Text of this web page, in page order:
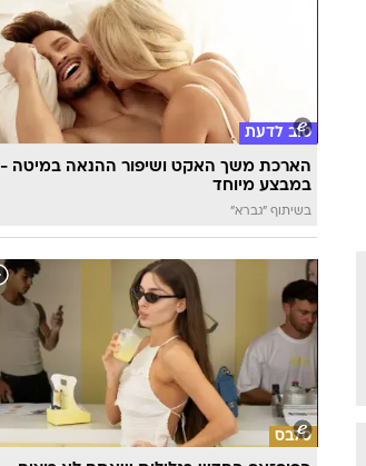
טוב לדעת
הארכת משך האקט ושיפור ההנאה במיטה -
במבצע מיוחד
בשיתוף "גברא"
סלבס